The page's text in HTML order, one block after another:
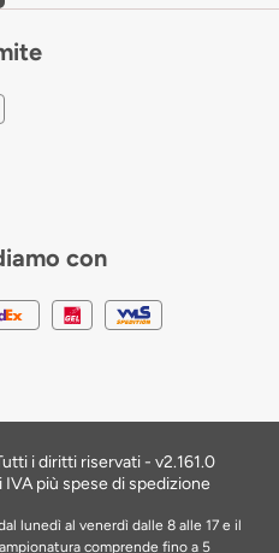
con
i diritti riservati - v2.161.0
più spese di spedizione
lunedì al venerdì dalle 8 alle 17 e il
comprende fino a 5